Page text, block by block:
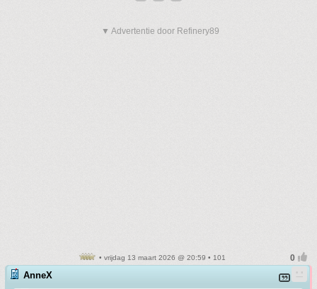
▼ Advertentie door Refinery89
• vrijdag 13 maart 2026 @ 20:59 • 101
AnneX